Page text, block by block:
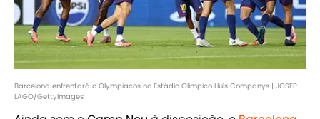
Barcelona enfrentará o Olympiacos no Estádio Olímpico Lluís Companys | JOSEP
LAGO/GettyImages